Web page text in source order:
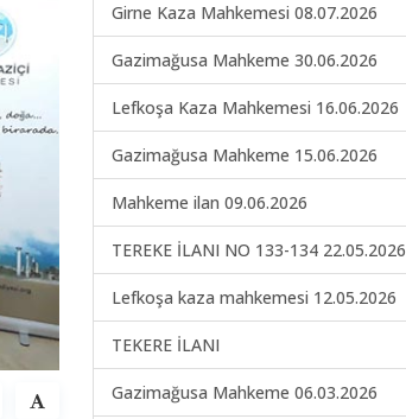
Girne Kaza Mahkemesi 08.07.2026
Gazimağusa Mahkeme 30.06.2026
Lefkoşa Kaza Mahkemesi 16.06.2026
Gazimağusa Mahkeme 15.06.2026
Mahkeme ilan 09.06.2026
TEREKE İLANI NO 133-134 22.05.2026
Lefkoşa kaza mahkemesi 12.05.2026
TEKERE İLANI
Gazimağusa Mahkeme 06.03.2026